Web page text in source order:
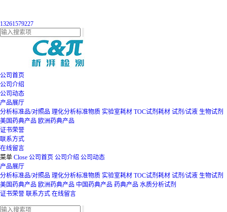
13261579227
公司首页
公司介绍
公司动态
产品展厅
分析标准品/对照品 理化分析标准物质 实验室耗材 TOC试剂耗材 试剂/试液 生物试剂
美国药典产品 欧洲药典产品
证书荣誉
联系方式
在线留言
菜单 Close 公司首页 公司介绍 公司动态
产品展厅
分析标准品/对照品 理化分析标准物质 实验室耗材 TOC试剂耗材 试剂/试液 生物试剂
美国药典产品 欧洲药典产品 中国药典产品 药典产品 水质分析试剂
证书荣誉 联系方式 在线留言